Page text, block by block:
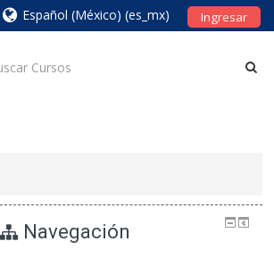
Ingresar
Español (México) ‎(es_mx)‎
Navegación